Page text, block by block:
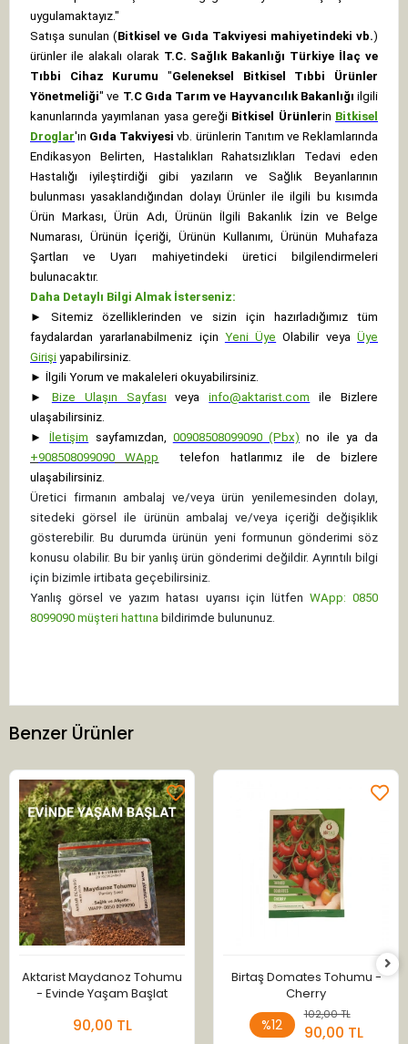
uygulamaktayız."
Satışa sunulan (Bitkisel ve Gıda Takviyesi mahiyetindeki vb.)
ürünler ile alakalı olarak T.C. Sağlık Bakanlığı Türkiye İlaç ve
Tıbbi Cihaz Kurumu "Geleneksel Bitkisel Tıbbi Ürünler
Yönetmeliği" ve T.C Gıda Tarım ve Hayvancılık Bakanlığı ilgili
kanunlarında yayımlanan yasa gereği Bitkisel Ürünlerin Bitkisel
Droglar'ın Gıda Takviyesi vb. ürünlerin Tanıtım ve Reklamlarında
Endikasyon Belirten, Hastalıkları Rahatsızlıkları Tedavi eden
Hastalığı iyileştirdiği gibi yazıların ve Sağlık Beyanlarının
bulunması yasaklandığından dolayı Ürünler ile ilgili bu kısımda
Ürün Markası, Ürün Adı, Ürünün İlgili Bakanlık İzin ve Belge
Numarası, Ürünün İçeriği, Ürünün Kullanımı, Ürünün Muhafaza
Şartları ve Uyarı mahiyetindeki üretici bilgilendirmeleri
bulunacaktır.
Daha Detaylı Bilgi Almak İsterseniz:
►
Sitemiz özelliklerinden ve sizin için hazırladığımız tüm
faydalardan yararlanabilmeniz için Yeni Üye Olabilir veyaÜye
Girişi yapabilirsiniz.
► İlgili Yorum ve makaleleri okuyabilirsiniz.
►
Bize Ulaşın Sayfası veya info@aktarist.com
ile Bizlere
ulaşabilirsiniz.
►
İletişim sayfamızdan, 00908508099090 (Pbx) no ile ya da
+908508099090 WApp
telefon hatlarımız ile de bizlere
ulaşabilirsiniz.
Üretici firmanın ambalaj ve/veya ürün yenilemesinden dolayı,
sitedeki görsel ile ürünün ambalaj ve/veya içeriği değişiklik
gösterebilir. Bu durumda ürünün yeni formunun gönderimi söz
konusu olabilir. Bu bir yanlış ürün gönderimi değildir. Ayrıntılı bilgi
için bizimle irtibata geçebilirsiniz.
Yanlış görsel ve yazım hatası uyarısı için lütfen WApp: 0850
8099090 müşteri hattına bildirimde bulununuz.
Benzer Ürünler
Aktarist Maydanoz Tohumu
- Evinde Yaşam Başlat
90,00 TL
Birtaş Domates Tohumu -
Cherry
%12
102,00 TL
90,00 TL